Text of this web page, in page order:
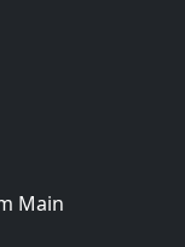
Main